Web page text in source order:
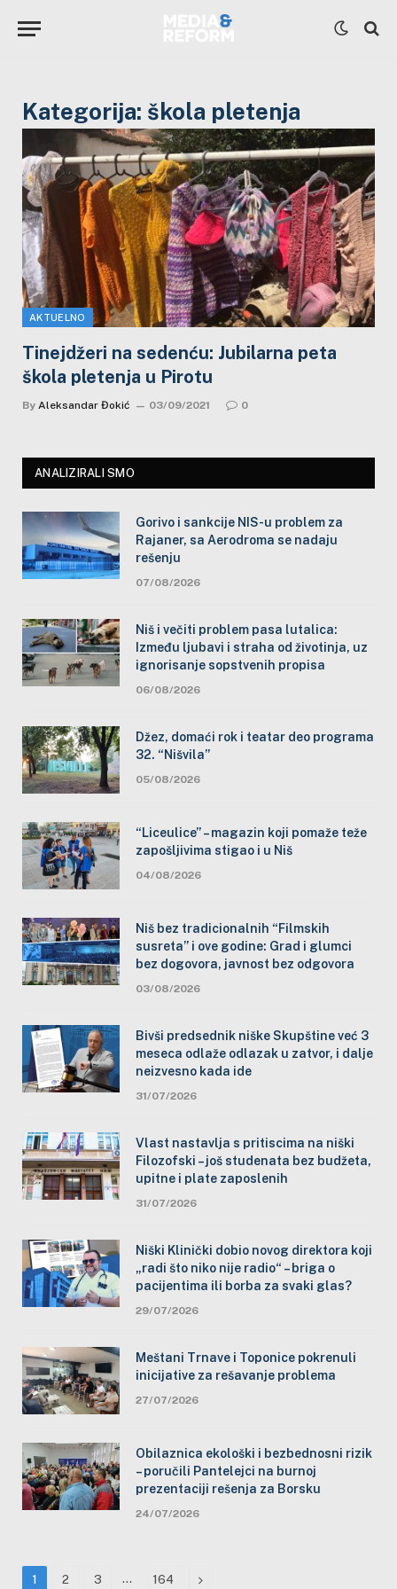
Kategorija: škola pletenja
AKTUELNO
Tinejdžeri na sedenću: Jubilarna peta
škola pletenja u Pirotu
By Aleksandar Đokić 03/09/2021 0
ANALIZIRALI SMO
Gorivo i sankcije NIS-u problem za
Rajaner, sa Aerodroma se nadaju
rešenju
07/08/2026
Niš i večiti problem pasa lutalica:
Između ljubavi i straha od životinja, uz
ignorisanje sopstvenih propisa
06/08/2026
Džez, domaći rok i teatar deo programa
32. “Nišvila”
05/08/2026
“Liceulice” – magazin koji pomaže teže
zapošljivima stigao i u Niš
04/08/2026
Niš bez tradicionalnih “Filmskih
susreta” i ove godine: Grad i glumci
bez dogovora, javnost bez odgovora
03/08/2026
Bivši predsednik niške Skupštine već 3
meseca odlaže odlazak u zatvor, i dalje
neizvesno kada ide
31/07/2026
Vlast nastavlja s pritiscima na niški
Filozofski – još studenata bez budžeta,
upitne i plate zaposlenih
31/07/2026
Niški Klinički dobio novog direktora koji
„radi što niko nije radio“ – briga o
pacijentima ili borba za svaki glas?
29/07/2026
Meštani Trnave i Toponice pokrenuli
inicijative za rešavanje problema
27/07/2026
Obilaznica ekološki i bezbednosni rizik
– poručili Pantelejci na burnoj
prezentaciji rešenja za Borsku
24/07/2026
1 2 3 … 164 Next